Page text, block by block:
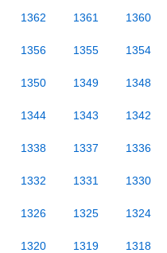
1362 1361 1360
1356 1355 1354
1350 1349 1348
1344 1343 1342
1338 1337 1336
1332 1331 1330
1326 1325 1324
1320 1319 1318